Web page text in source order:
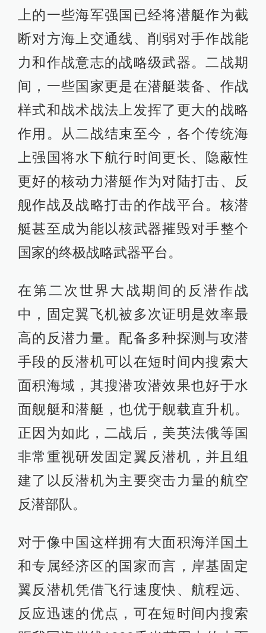
上的一些海军强国已经将潜艇作为截
断对方海上交通线、削弱对手作战能
力和作战意志的战略级武器。二战期
间，一些国家更是在潜艇装备、作战
样式和战术战法上发挥了更大的战略
作用。从二战结束至今，各个传统海
上强国将水下航行时间更长、隐蔽性
更好的核动力潜艇作为对陆打击、反
舰作战及战略打击的作战平台。核潜
艇甚至成为能以核武器摧毁对手整个
国家的终极战略武器平台。
在第二次世界大战期间的反潜作战
中，固定翼飞机被多次证明是效率最
高的反潜力量。配备多种探测与攻潜
手段的反潜机可以在短时间内搜索大
面积海域，其搜潜攻潜效果也好于水
面舰艇和潜艇，也优于舰载直升机。
正因为如此，二战后，美英法俄等国
非常重视研发固定翼反潜机，并且组
建了以反潜机为主要突击力量的航空
反潜部队。
对于像中国这样拥有大面积海洋国土
和专属经济区的国家而言，岸基固定
翼反潜机凭借飞行速度快、航程远、
反应迅速的优点，可在短时间内搜索